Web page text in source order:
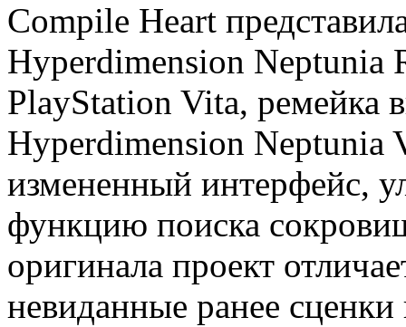
Compile Heart
Hyperdimension Neptunia
PlayStation Vita, ремейка
Hyperdimension Neptunia
измененный интерфейс,
функцию поиска
оригинала проект
невиданные ранее сценки